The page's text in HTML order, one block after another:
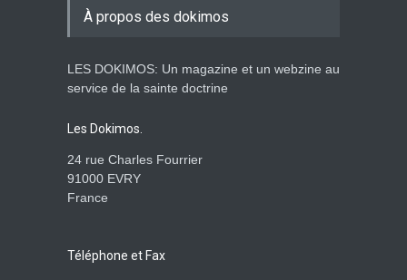
ENSEIGNEMENTS
À propos des dokimos
LES DOKIMOS: Un magazine et un webzine au
service de la sainte doctrine
Les Dokimos.
24 rue Charles Fourrier
91000 EVRY
France
Téléphone et Fax